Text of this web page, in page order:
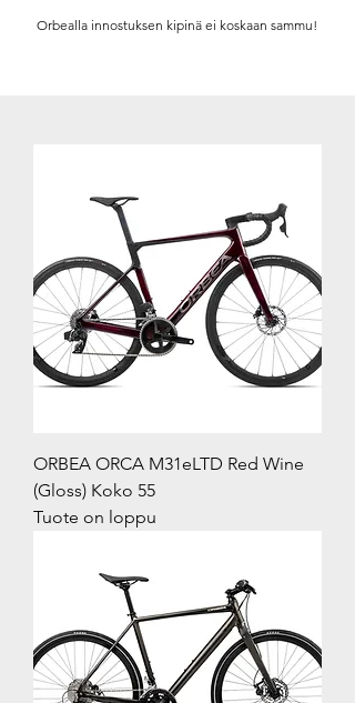
Orbealla innostuksen kipinä ei koskaan sammu!
ORBEA ORCA M31eLTD Red Wine
(Gloss) Koko 55
Tuote on loppu